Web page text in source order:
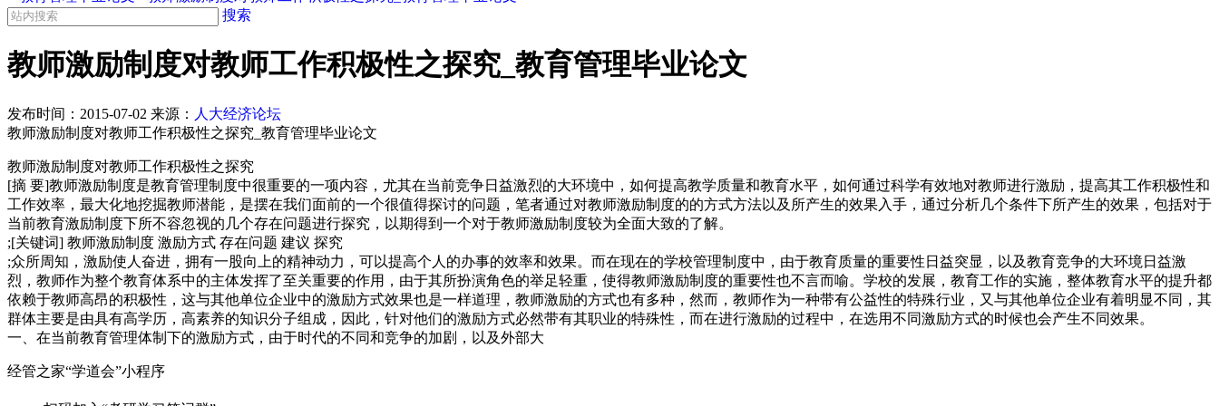
搜索
教师激励制度对教师工作积极性之探究_教育管理毕业论文
发布时间： 2015-07-02 来源： 人大经济论坛
教师激励制度对教师工作积极性之探究_教育管理毕业论文
教师激励制度对教师工作积极性之探究
[摘 要]教师激励制度是教育管理制度中很重要的一项内容，尤其在当前竞争日益激烈的大环境中，如何提高教学质量和教育水平，如何通过科学有效地对教师进行激励，提高其工作积极性和
工作效率，最大化地挖掘教师潜能，是摆在我们面前的一个很值得探讨的问题，笔者通过对教师激励制度的的方式方法以及所产生的效果入手，通过分析几个条件下所产生的效果，包括对于
当前教育激励制度下所不容忽视的几个存在问题进行探究，以期得到一个对于教师激励制度较为全面大致的了解。
;[关键词] 教师激励制度 激励方式 存在问题 建议 探究
;众所周知，激励使人奋进，拥有一股向上的精神动力，可以提高个人的办事的效率和效果。而在现在的学校管理制度中，由于教育质量的重要性日益突显，以及教育竞争的大环境日益激
烈，教师作为整个教育体系中的主体发挥了至关重要的作用，由于其所扮演角色的举足轻重，使得教师激励制度的重要性也不言而喻。学校的发展，教育工作的实施，整体教育水平的提升都
依赖于教师高昂的积极性，这与其他单位企业中的激励方式效果也是一样道理，教师激励的方式也有多种，然而，教师作为一种带有公益性的特殊行业，又与其他单位企业有着明显不同，其
群体主要是由具有高学历，高素养的知识分子组成，因此，针对他们的激励方式必然带有其职业的特殊性，而在进行激励的过程中，在选用不同激励方式的时候也会产生不同效果。
一、在当前教育管理体制下的激励方式，由于时代的不同和竞争的加剧，以及外部大
经管之家“学道会”小程序